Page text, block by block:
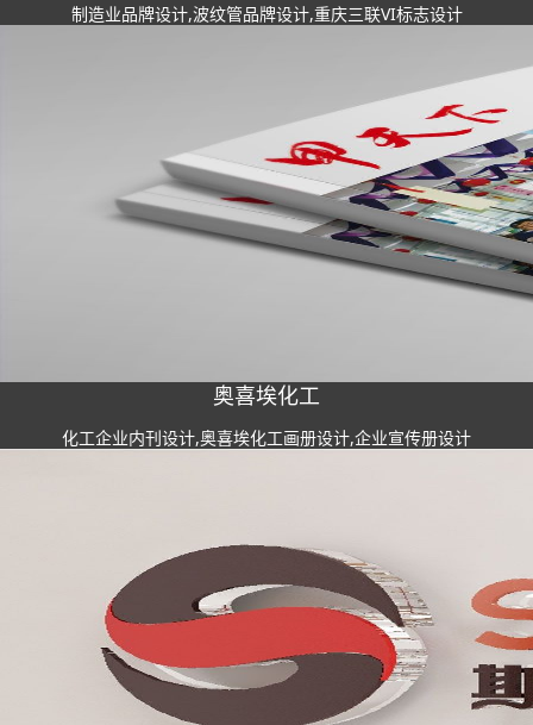
制造业品牌设计,波纹管品牌设计,重庆三联VI标志设计
奥喜埃化工
化工企业内刊设计,奥喜埃化工画册设计,企业宣传册设计